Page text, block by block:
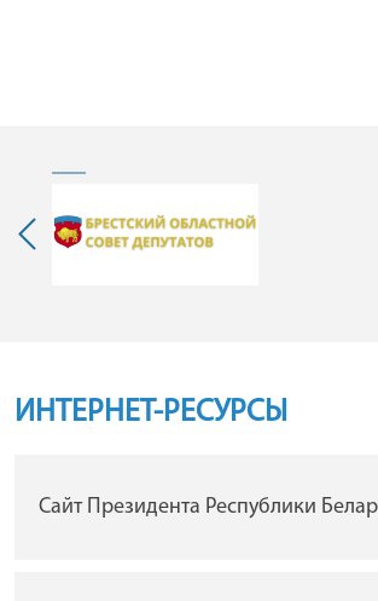
ИНТЕРНЕТ-РЕСУРСЫ
Сайт Президента Республики